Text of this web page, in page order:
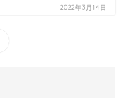
2022年3月14日